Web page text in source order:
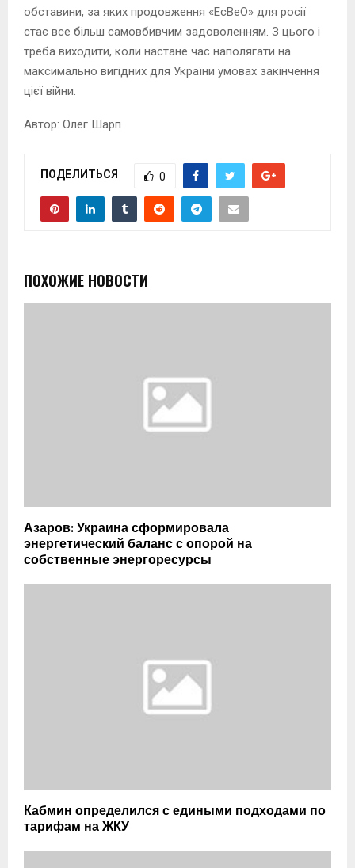
обставини, за яких продовження «ЕсВеО» для росії
стає все більш самовбивчим задоволенням. З цього і
треба виходити, коли настане час наполягати на
максимально вигідних для України умовах закінчення
цієї війни.
Автор: Олег Шарп
ПОДЕЛИТЬСЯ 0
ПОХОЖИЕ НОВОСТИ
Азаров: Украина сформировала
энергетический баланс с опорой на
собственные энергоресурсы
Кабмин определился с едиными подходами по
тарифам на ЖКУ